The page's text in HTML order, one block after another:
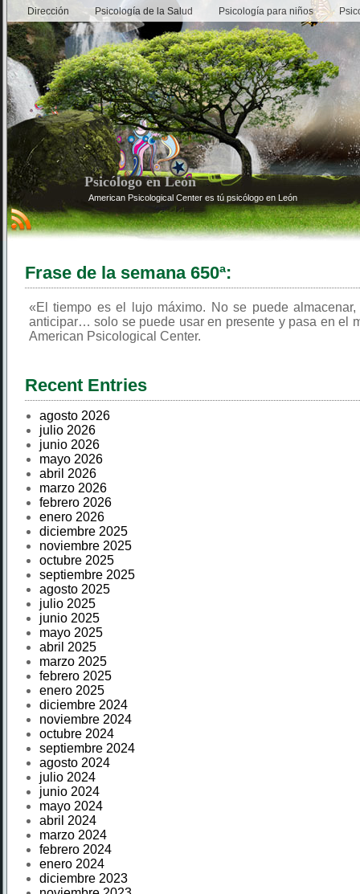
Dirección Psicología de la Salud Psicología para niños
Psicólogo en León
American Psicological Center es tú psicólogo en León
Frase de la semana 650ª:
«El tiempo es el lujo máximo. No se puede
anticipar… solo se puede usar en presente y pasa en el
American Psicological Center.
Recent Entries
agosto 2026
julio 2026
junio 2026
mayo 2026
abril 2026
marzo 2026
febrero 2026
enero 2026
diciembre 2025
noviembre 2025
octubre 2025
septiembre 2025
agosto 2025
julio 2025
junio 2025
mayo 2025
abril 2025
marzo 2025
febrero 2025
enero 2025
diciembre 2024
noviembre 2024
octubre 2024
septiembre 2024
agosto 2024
julio 2024
junio 2024
mayo 2024
abril 2024
marzo 2024
febrero 2024
enero 2024
diciembre 2023